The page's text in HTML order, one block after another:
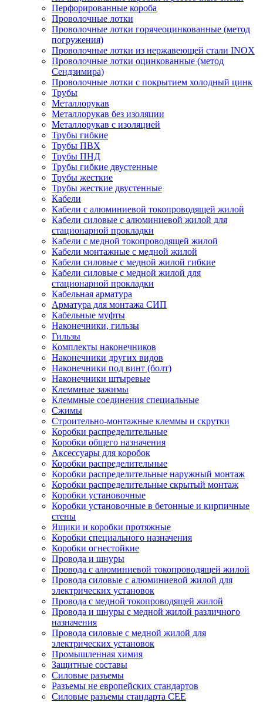
Перфорированные короба
Проволочные лотки
Проволочные лотки горячеоцинкованные (метод
погружения)
Проволочные лотки из нержавеющей стали INOX
Проволочные лотки оцинкованные (метод
Сендзимира)
Проволочные лотки с покрытием холодный цинк
Трубы
Металлорукав
Металлорукав без изоляции
Металлорукав с изоляцией
Трубы гибкие
Трубы ПВХ
Трубы ПНД
Трубы гибкие двустенные
Трубы жесткие
Трубы жесткие двустенные
Кабели
Кабели с алюминиевой токопроводящей жилой
Кабели силовые с алюминиевой жилой для
стационарной прокладки
Кабели с медной токопроводящей жилой
Кабели монтажные с медной жилой
Кабели силовые с медной жилой гибкие
Кабели силовые с медной жилой для
стационарной прокладки
Кабельная арматура
Арматура для монтажа СИП
Кабельные муфты
Наконечники, гильзы
Гильзы
Комплекты наконечников
Наконечники других видов
Наконечники под винт (болт)
Наконечники штыревые
Клеммные зажимы
Клеммные соединения специальные
Сжимы
Строительно-монтажные клеммы и скрутки
Коробки распределительные
Коробки общего назначения
Аксессуары для коробок
Коробки распределительные
Коробки распределительные наружный монтаж
Коробки распределительные скрытый монтаж
Коробки установочные
Коробки установочные в бетонные и кирпичные
стены
Ящики и коробки протяжные
Коробки специального назначения
Коробки огнестойкие
Провода и шнуры
Провода с алюминиевой токопроводящей жилой
Провода силовые с алюминиевой жилой для
электрических установок
Провода с медной токопроводящей жилой
Провода и шнуры с медной жилой различного
назначения
Провода силовые с медной жилой для
электрических установок
Промышленная химия
Защитные составы
Силовые разъемы
Разъемы не европейских стандартов
Силовые разъемы стандарта CEE